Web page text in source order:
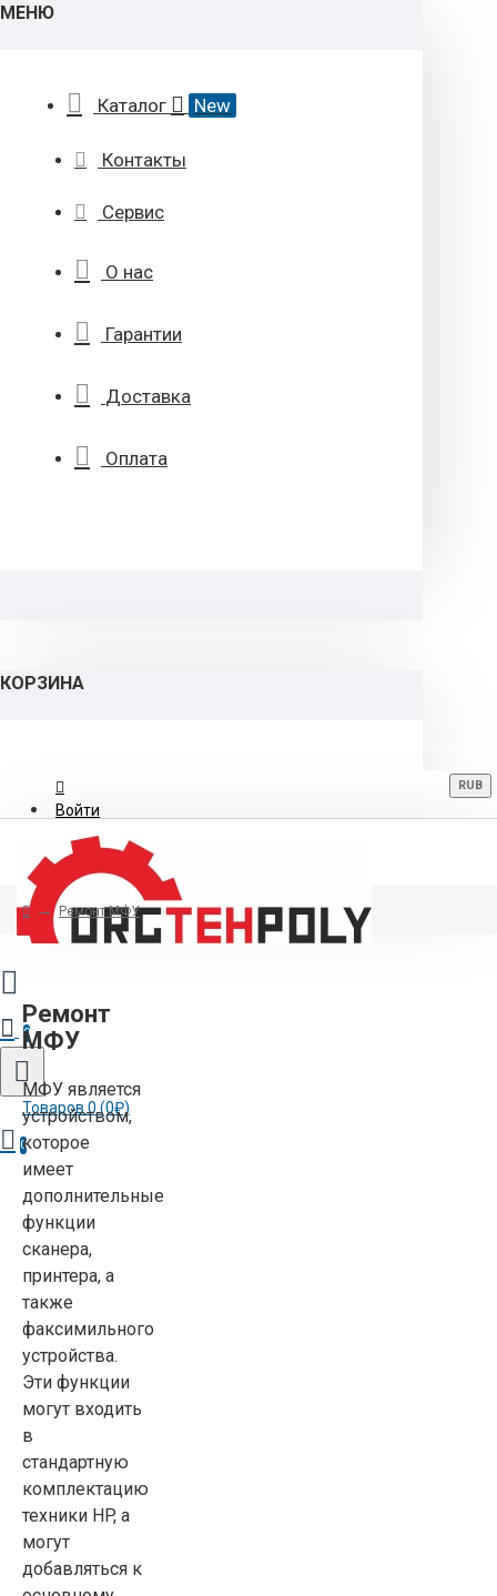
МЕНЮ
Каталог New
Контакты
Сервис
О нас
Гарантии
Доставка
Оплата
КОРЗИНА
Войти
Регистрация
8 (800) 700-06-12
RUB
0
Товаров 0 (0₽)
0
Ремонт МФУ
Ремонт
МФУ
МФУ является
устройством,
которое
имеет
дополнительные
функции
сканера,
принтера, а
также
факсимильного
устройства.
Эти функции
могут входить
в
стандартную
комплектацию
техники HP, а
могут
добавляться к